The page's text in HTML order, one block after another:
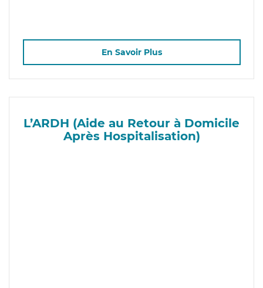
En Savoir Plus
L’ARDH (Aide au Retour à Domicile
Après Hospitalisation)